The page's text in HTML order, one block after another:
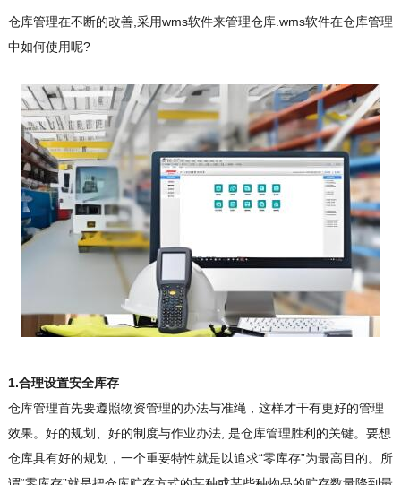
仓库管理在不断的改善,采用wms软件来管理仓库.wms软件在仓库管理
中如何使用呢?
1.合理设置安全库存
仓库管理首先要遵照物资管理的办法与准绳，这样才干有更好的管理
效果。好的规划、好的制度与作业办法, 是仓库管理胜利的关键。要想
仓库具有好的规划，一个重要特性就是以追求“零库存”为最高目的。所